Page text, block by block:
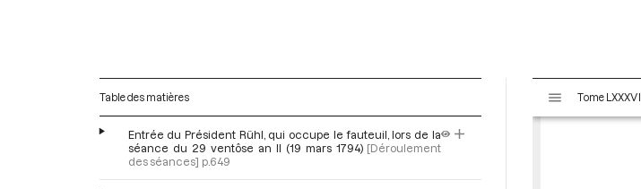
Table des matières
Entrée du Président Rühl, qui occupe le fauteuil, lors de la
séance du 29 ventôse an II (19 mars 1794) [Déroulement
des séances] p.649
s
Tome